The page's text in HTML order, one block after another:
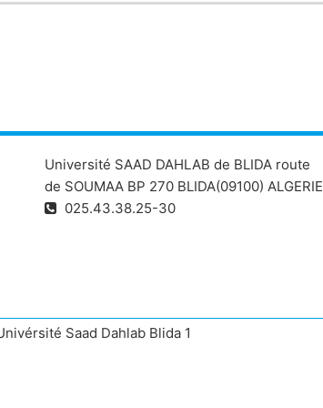
Université SAAD DAHLAB de BLIDA route
de SOUMAA BP 270 BLIDA(09100) ALGERIE
025.43.38.25-30
Saad Dahlab Blida 1